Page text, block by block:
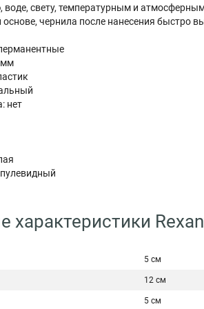
воде, свету, температурным и
основе, чернила после нанесения быстро
мм
нет
характеристики
5 см
12 см
5 см